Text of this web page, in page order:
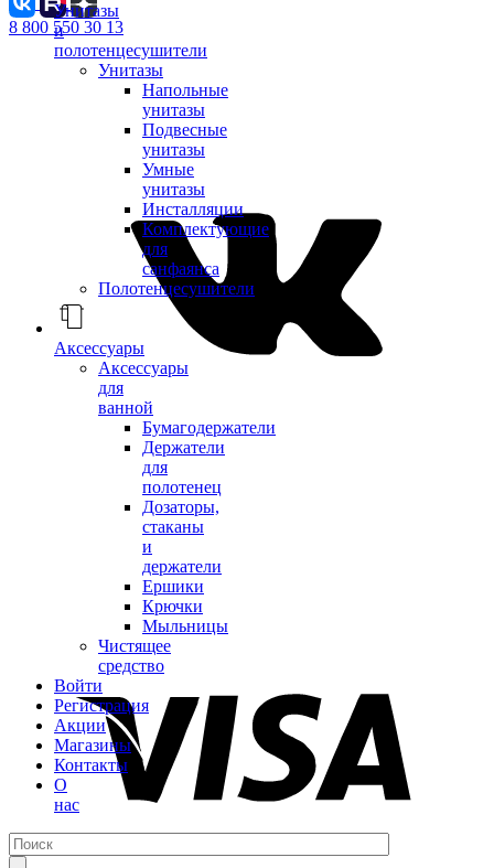
Унитазы
и
полотенцесушители
Унитазы
Напольные
унитазы
Подвесные
унитазы
Умные
унитазы
Инсталляции
Комплектующие
для
санфаянса
Полотенцесушители
Аксессуары
Аксессуары
для
ванной
Бумагодержатели
Держатели
для
полотенец
Дозаторы,
стаканы
и
держатели
Ершики
Крючки
Мыльницы
Чистящее
средство
Войти
Регистрация
Акции
Магазины
Контакты
О
нас
8 800 550 30 13